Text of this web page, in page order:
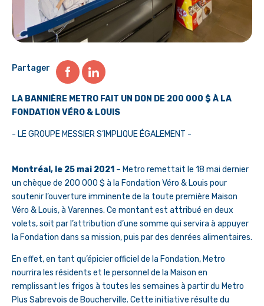
Partager
LA BANNIÈRE METRO FAIT UN DON DE 200 000 $ À LA
FONDATION VÉRO & LOUIS
- LE GROUPE MESSIER S’IMPLIQUE ÉGALEMENT -
Montréal, le 25 mai 2021 – Metro remettait le 18 mai dernier
un chèque de 200 000 $ à la Fondation Véro & Louis pour
soutenir l’ouverture imminente de la toute première Maison
Véro & Louis, à Varennes. Ce montant est attribué en deux
volets, soit par l’attribution d’une somme qui servira à appuyer
la Fondation dans sa mission, puis par des denrées alimentaires.
En effet, en tant qu’épicier officiel de la Fondation, Metro
nourrira les résidents et le personnel de la Maison en
remplissant les frigos à toutes les semaines à partir du Metro
Plus Sabrevois de Boucherville. Cette initiative résulte du